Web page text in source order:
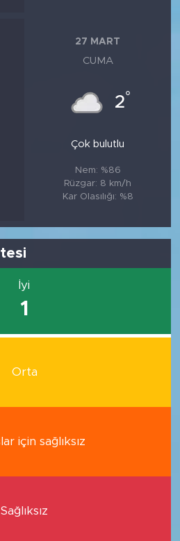
27 MART
CUMA
2°
Çok bulutlu
Nem: %86
Rüzgar: 8 km/h
Kar Olasılığı: %8
İyi
1
Orta
için sağlıksız
Sağlıksız